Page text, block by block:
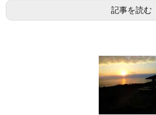
記事を読む